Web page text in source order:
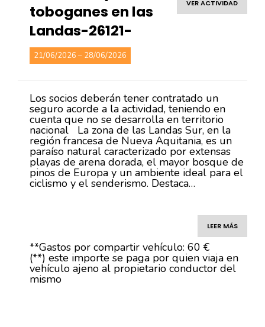
VER ACTIVIDAD
toboganes en las
Landas-26121-
21/06/2026 – 28/06/2026
Los socios deberán tener contratado un
seguro acorde a la actividad, teniendo en
cuenta que no se desarrolla en territorio
nacional La zona de las Landas Sur, en la
región francesa de Nueva Aquitania, es un
paraíso natural caracterizado por extensas
playas de arena dorada, el mayor bosque de
pinos de Europa y un ambiente ideal para el
ciclismo y el senderismo. Destaca…
LEER MÁS
**Gastos por compartir vehículo: 60 €
(**) este importe se paga por quien viaja en
vehículo ajeno al propietario conductor del
mismo